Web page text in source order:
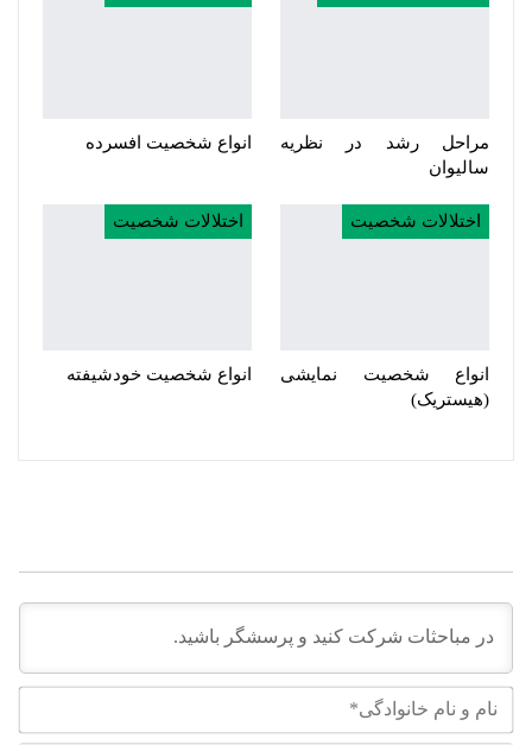
مراحل رشد در نظریه
سالیوان
انواع شخصیت افسرده
اختلالات شخصیت
انواع شخصیت نمایشی
(هیستریک)
اختلالات شخصیت
انواع شخصیت خودشیفته
نام